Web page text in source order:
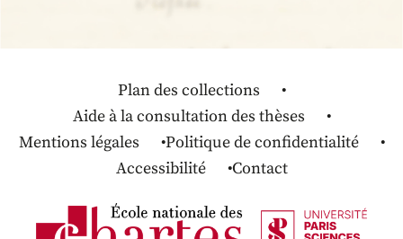
Plan des collections
Aide à la consultation des thèses
Mentions légales
Politique de confidentialité
Accessibilité
Contact